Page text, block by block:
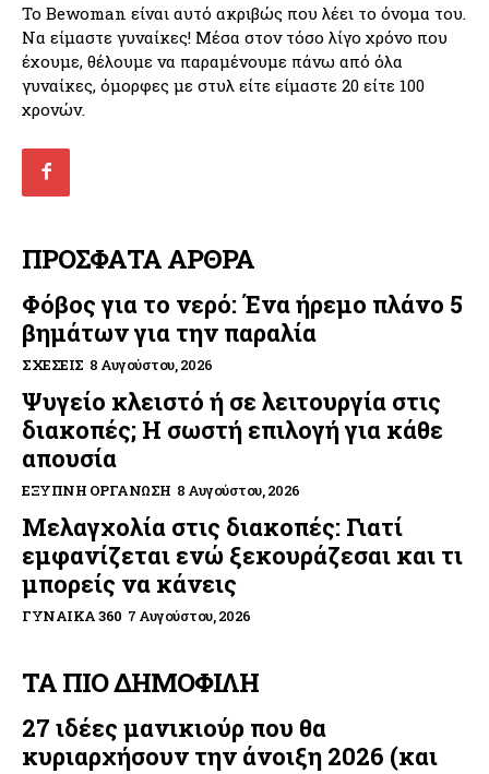
Το Bewoman είναι αυτό ακριβώς που λέει το όνομα του.
Να είμαστε γυναίκες! Μέσα στον τόσο λίγο χρόνο που
έχουμε, θέλουμε να παραμένουμε πάνω από όλα
γυναίκες, όμορφες με στυλ είτε είμαστε 20 είτε 100
χρονών.
ΠΡΟΣΦΑΤΑ ΑΡΘΡΑ
Φόβος για το νερό: Ένα ήρεμο πλάνο 5
βημάτων για την παραλία
ΣΧΈΣΕΙΣ 8 Αυγούστου, 2026
Ψυγείο κλειστό ή σε λειτουργία στις
διακοπές; Η σωστή επιλογή για κάθε
απουσία
ΈΞΥΠΝΗ ΟΡΓΆΝΩΣΗ 8 Αυγούστου, 2026
Μελαγχολία στις διακοπές: Γιατί
εμφανίζεται ενώ ξεκουράζεσαι και τι
μπορείς να κάνεις
ΓΥΝΑΊΚΑ 360 7 Αυγούστου, 2026
ΤΑ ΠΙΟ ΔΗΜΟΦΙΛΗ
27 ιδέες μανικιούρ που θα
κυριαρχήσουν την άνοιξη 2026 (και